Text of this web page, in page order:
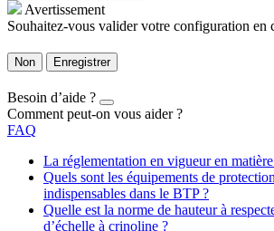
Avertissement
Souhaitez-vous valider votre configuration en
Non Enregistrer
Besoin d’aide ?
Comment peut-on vous aider ?
FAQ
La réglementation en vigueur en
Quels sont les équipements de
indispensables dans le BTP ?
Quelle est la norme de hauteur à
d’échelle à crinoline ?